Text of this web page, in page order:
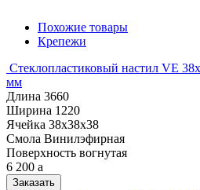
Похожие товары
Крепежи
Стеклопластиковый настил VE
мм
Длина 3660
Ширина 1220
Ячейка 38х38х38
Смола Винилэфирная
Поверхность вогнутая
6 200 a
Заказать